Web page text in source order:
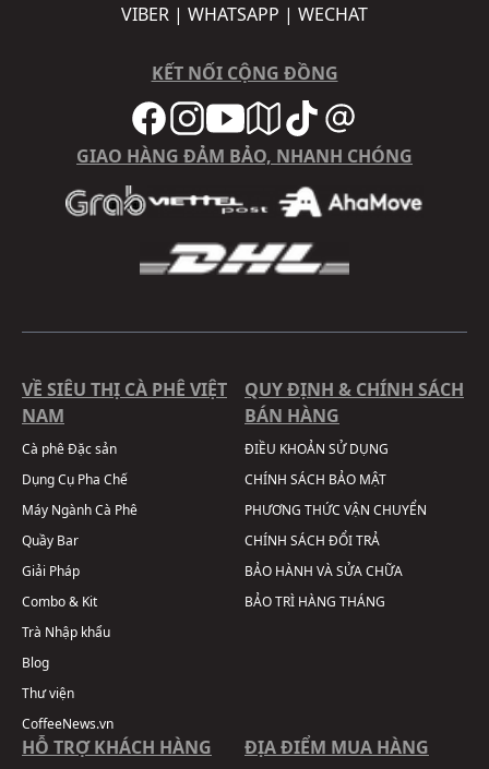
VIBER | WHATSAPP | WECHAT
KẾT NỐI CỘNG ĐỒNG
GIAO HÀNG ĐẢM BẢO, NHANH CHÓNG
VỀ SIÊU THỊ CÀ PHÊ VIỆT
NAM
Cà phê Đặc sản
Dụng Cụ Pha Chế
Máy Ngành Cà Phê
Quầy Bar
Giải Pháp
Combo & Kit
Trà Nhập khẩu
Blog
Thư viện
CoffeeNews.vn
QUY ĐỊNH & CHÍNH SÁCH
BÁN HÀNG
ĐIỀU KHOẢN SỬ DỤNG
CHÍNH SÁCH BẢO MẬT
PHƯƠNG THỨC VẬN CHUYỂN
CHÍNH SÁCH ĐỔI TRẢ
BẢO HÀNH VÀ SỬA CHỮA
BẢO TRÌ HÀNG THÁNG
HỖ TRỢ KHÁCH HÀNG ĐỊA ĐIỂM MUA HÀNG